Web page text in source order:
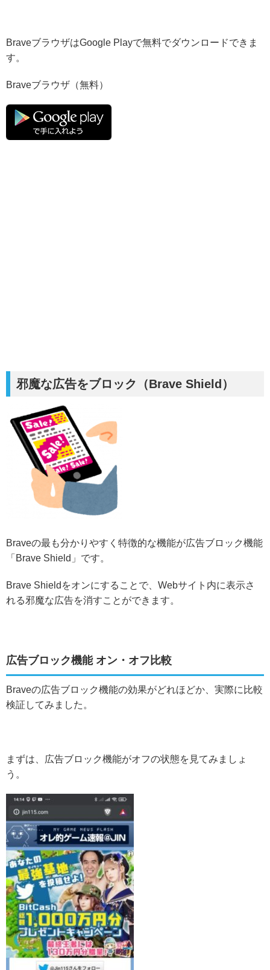
BraveブラウザはGoogle Playで無料でダウンロードできま
す。
Braveブラウザ（無料）
邪魔な広告をブロック（Brave Shield）
Braveの最も分かりやすく特徴的な機能が広告ブロック機能
「Brave Shield」です。
Brave Shieldをオンにすることで、Webサイト内に表示さ
れる邪魔な広告を消すことができます。
広告ブロック機能 オン・オフ比較
Braveの広告ブロック機能の効果がどれほどか、実際に比較
検証してみました。
まずは、広告ブロック機能がオフの状態を見てみましょ
う。